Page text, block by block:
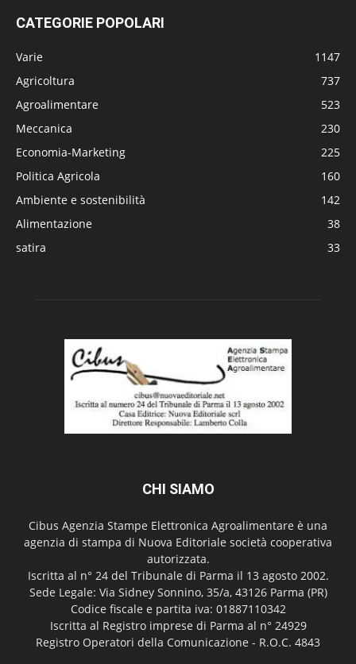
CATEGORIE POPOLARI
Varie
1147
Agricoltura
737
Agroalimentare
523
Meccanica
230
Economia-Marketing
225
Politica Agricola
160
Ambiente e sostenibilità
142
Alimentazione
38
satira
33
CHI SIAMO
Cibus Agenzia Stampe Elettronica Agroalimentare è una
agenzia di stampa di Nuova Editoriale società cooperativa
autorizzata.
Iscritta al n° 24 del Tribunale di Parma il 13 agosto 2002.
Sede Legale: Via Sidney Sonnino, 35/a, 43126 Parma (PR)
Codice fiscale e partita iva: 01887110342
Iscritta al Registro imprese di Parma al n° 24929
Registro Operatori della Comunicazione - R.O.C. 4843